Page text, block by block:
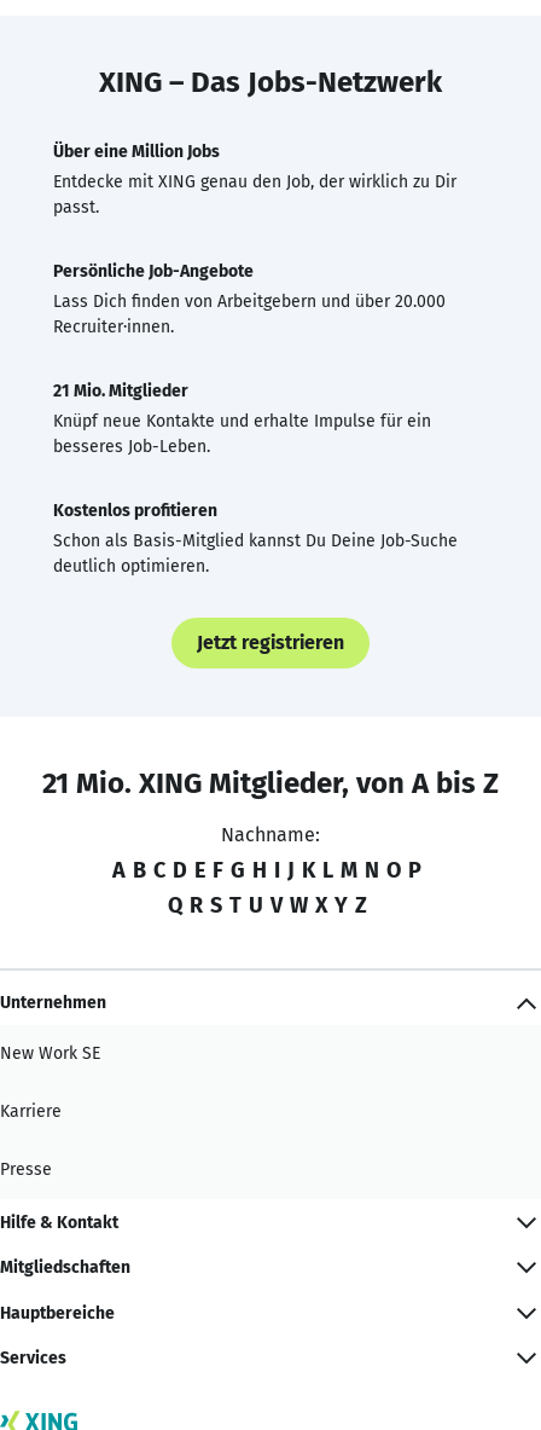
XING – Das Jobs-Netzwerk
Über eine Million Jobs
Entdecke mit XING genau den Job, der wirklich zu Dir
passt.
Persönliche Job-Angebote
Lass Dich finden von Arbeitgebern und über 20.000
Recruiter·innen.
21 Mio. Mitglieder
Knüpf neue Kontakte und erhalte Impulse für ein
besseres Job-Leben.
Kostenlos profitieren
Schon als Basis-Mitglied kannst Du Deine Job-Suche
deutlich optimieren.
Jetzt registrieren
21 Mio. XING Mitglieder, von A bis Z
Nachname:
A B C D E F G H I J K L M N O P
Q R S T U V W X Y Z
Unternehmen
New Work SE
Karriere
Presse
Hilfe & Kontakt
Mitgliedschaften
Hauptbereiche
Services